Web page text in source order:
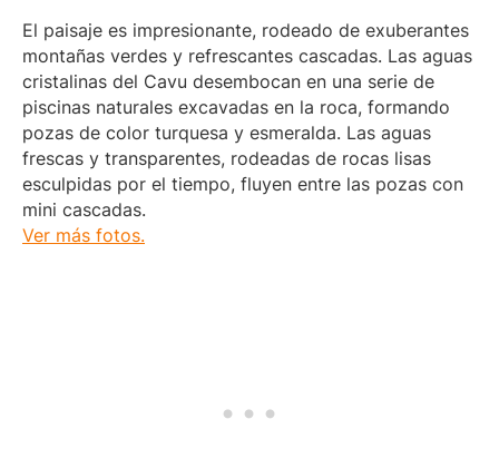
El paisaje es impresionante, rodeado de exuberantes
montañas verdes y refrescantes cascadas. Las aguas
cristalinas del Cavu desembocan en una serie de
piscinas naturales excavadas en la roca, formando
pozas de color turquesa y esmeralda. Las aguas
frescas y transparentes, rodeadas de rocas lisas
esculpidas por el tiempo, fluyen entre las pozas con
mini cascadas.
Ver más fotos.